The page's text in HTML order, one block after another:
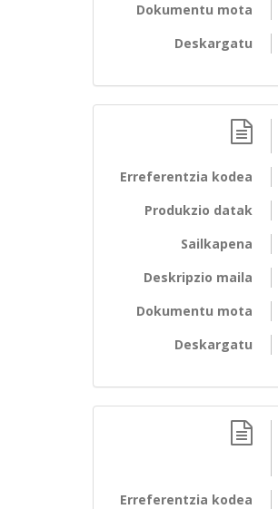
Dokumentu mota
Deskargatu
Erreferentzia kodea
Produkzio datak
Sailkapena
Deskripzio maila
Dokumentu mota
Deskargatu
Erreferentzia kodea